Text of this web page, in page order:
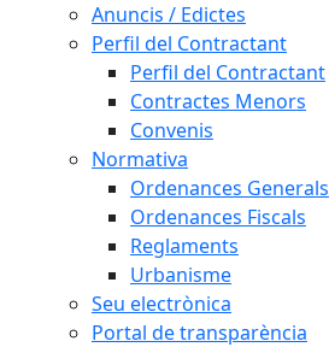
Anuncis / Edictes
Perfil del Contractant
Perfil del Contractant
Contractes Menors
Convenis
Normativa
Ordenances Generals
Ordenances Fiscals
Reglaments
Urbanisme
Seu electrònica
Portal de transparència